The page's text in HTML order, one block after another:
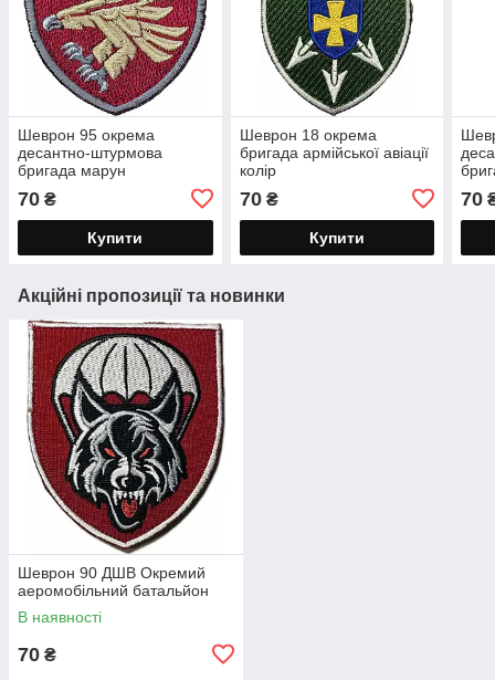
Шеврон 95 окрема
десантно-штурмова
бригада марун
70 ₴
Купити
Шеврон 18 окрема
бригада армійської авіації
колір
70₴
Купити
70
Акційні пропозиції та новинки
Шеврон 90 ДШВ Окремий
аеромобільний батальйон
В наявності
70 ₴